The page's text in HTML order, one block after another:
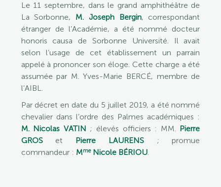
Le 11 septembre, dans le grand amphithéâtre de
La Sorbonne, M. Joseph Bergin, correspondant
étranger de l’Académie, a été nommé docteur
honoris causa de Sorbonne Université. Il avait
selon l’usage de cet établissement un parrain
appelé à prononcer son éloge. Cette charge a été
assumée par M. Yves-Marie BERCÉ, membre de
l’AIBL.
Par décret en date du 5 juillet 2019, a été nommé
chevalier dans l’ordre des Palmes académiques :
M. Nicolas VATIN ; élevés officiers : MM. Pierre
GROSet Pierre LAURENS; promue
commandeur : MmeNicole BÉRIOU.